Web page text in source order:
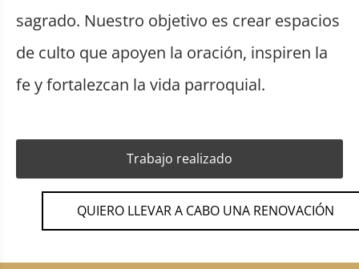
sagrado. Nuestro objetivo es crear espacios
de culto que apoyen la oración, inspiren la
fe y fortalezcan la vida parroquial.
Trabajo realizado
QUIERO LLEVAR A CABO UNA RENOVACIÓN